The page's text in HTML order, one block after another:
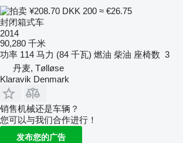
¥208.70 DKK 200 ≈ €26.75
封闭箱式车
2014
90,280 千米
功率 114 马力 (84 千瓦) 燃油 柴油 座椅数 3
丹麦, Tølløse
Klaravik Denmark
销售机械还是车辆？
您可以与我们合作进行！
发布您的广告